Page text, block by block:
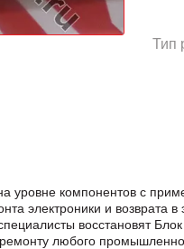
Тип
уровне компонентов с
электроники и возврата
восстановят
любого